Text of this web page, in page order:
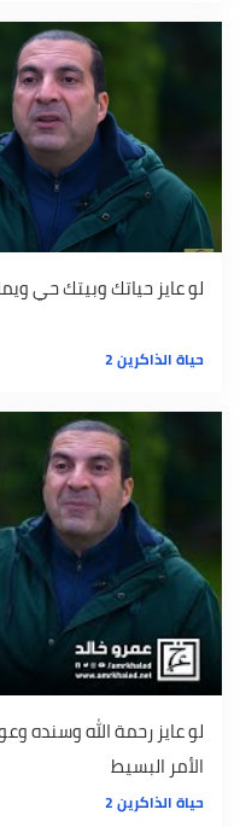
لو عايز حياتك وبيتك حي
حياة الذاكرين 2
لو عايز رحمة الله وسنده
الأمر البسيط
حياة الذاكرين 2